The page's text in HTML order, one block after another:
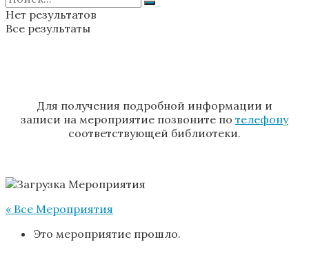
Нет результатов
Все результаты
Для получения подробной информации и
записи на мероприятие позвоните по телефону
соответствующей библиотеки.
« Все Мероприятия
Это мероприятие прошло.